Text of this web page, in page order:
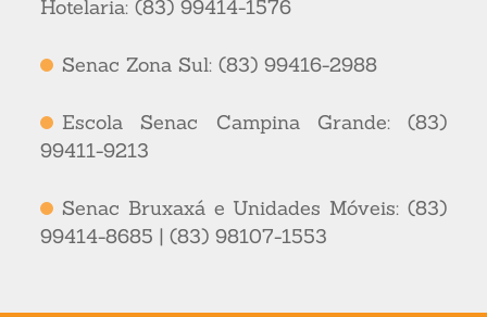
Hotelaria: (83) 99414-1576
Senac Zona Sul: (83) 99416-2988
Escola Senac Campina Grande: (83)
99411-9213
Senac Bruxaxá e Unidades Móveis: (83)
99414-8685 | (83) 98107-1553